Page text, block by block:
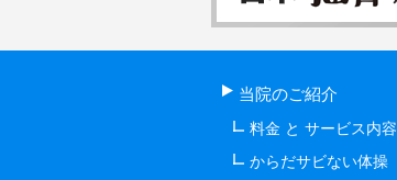
当院のご紹介
料金 と サービス内容
からだサビない体操